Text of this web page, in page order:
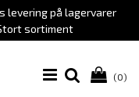
levering på lagervarer
sortiment
(0)